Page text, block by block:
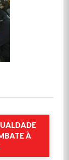
À